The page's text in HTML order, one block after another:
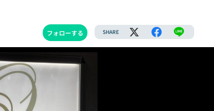
フォローする SHARE